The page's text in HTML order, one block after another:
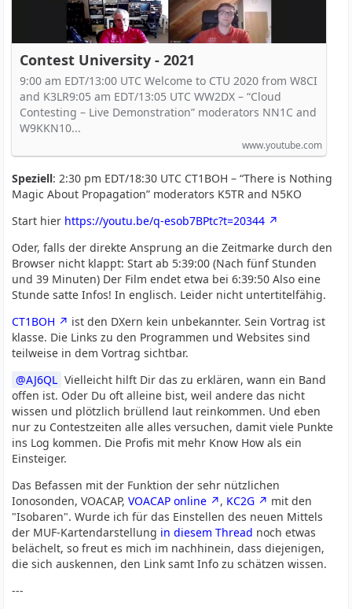
Contest University - 2021
9:00 am EDT/13:00 UTC Welcome to CTU 2020 from W8CI
and K3LR9:05 am EDT/13:05 UTC WW2DX – “Cloud
Contesting – Live Demonstration” moderators NN1C and
W9KKN10...
www.youtube.com
Speziell: 2:30 pm EDT/18:30 UTC CT1BOH – “There is Nothing
Magic About Propagation” moderators K5TR and N5KO
Start hier https://youtu.be/q-esob7BPtc?t=20344
Oder, falls der direkte Ansprung an die Zeitmarke durch den
Browser nicht klappt: Start ab 5:39:00 (Nach fünf Stunden
und 39 Minuten) Der Film endet etwa bei 6:39:50 Also eine
Stunde satte Infos! In englisch. Leider nicht untertitelfähig.
CT1BOH
ist den DXern kein unbekannter. Sein Vortrag ist
klasse. Die Links zu den Programmen und Websites sind
teilweise in dem Vortrag sichtbar.
AJ6QL Vielleicht hilft Dir das zu erklären, wann ein Band
offen ist. Oder Du oft alleine bist, weil andere das nicht
wissen und plötzlich brüllend laut reinkommen. Und eben
nur zu Contestzeiten alle alles versuchen, damit viele Punkte
ins Log kommen. Die Profis mit mehr Know How als ein
Einsteiger.
Das Befassen mit der Funktion der sehr nützlichen
Ionosonden, VOACAP,VOACAP online , KC2G
mit den
"Isobaren". Wurde ich für das Einstellen des neuen Mittels
der MUF-Kartendarstellung in diesem Thread noch etwas
belächelt, so freut es mich im nachhinein, dass diejenigen,
die sich auskennen, den Link samt Info zu schätzen wissen.
---